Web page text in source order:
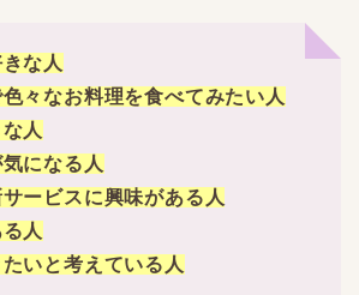
な人
々なお料理を食べてみたい人
人
になる人
ービスに興味がある人
人
いと考えている人